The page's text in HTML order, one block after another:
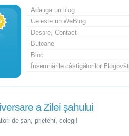
Adauga un blog
Ce este un WeBlog
Despre, Contact
Butoane
Blog
Însemnările câștigătorilor Blogovăț
a Zilei șahului
de șah, prieteni, colegi!